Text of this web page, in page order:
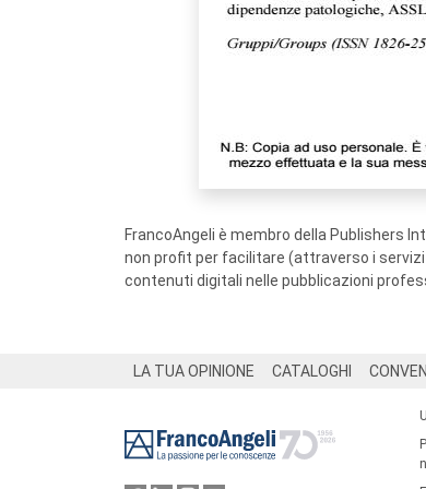
FrancoAngeli è membro della Publishers
non profit per facilitare (attraverso i
contenuti digitali nelle pubblicazioni
LA TUA OPINIONE CATALOGHI